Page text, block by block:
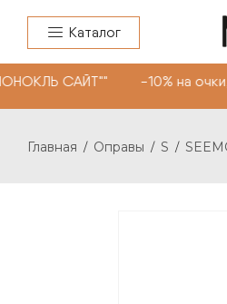
Каталог
САЙТ"" -10% на
Главная / Оправы / S /